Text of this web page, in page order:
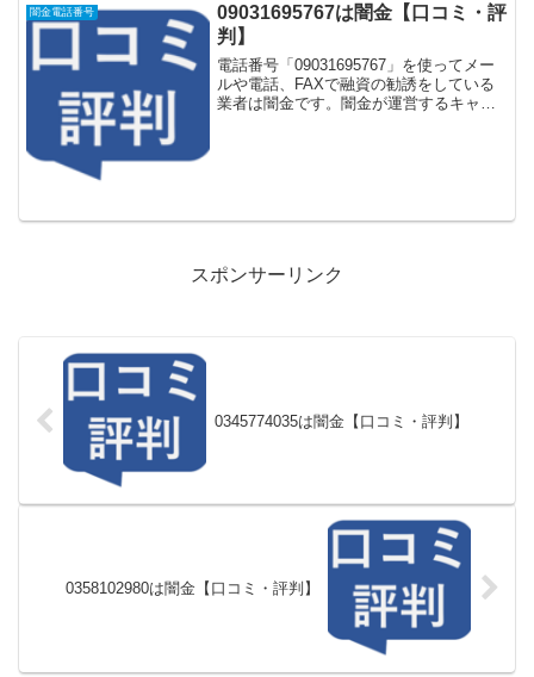
闇金電話番号
09031695767は闇金【口コミ・評
判】
電話番号「09031695767」を使ってメー
ルや電話、FAXで融資の勧誘をしている
業者は闇金です。闇金が運営するキャッ
スポンサーリンク
0345774035は闇金【口コミ・評判】
0358102980は闇金【口コミ・評判】